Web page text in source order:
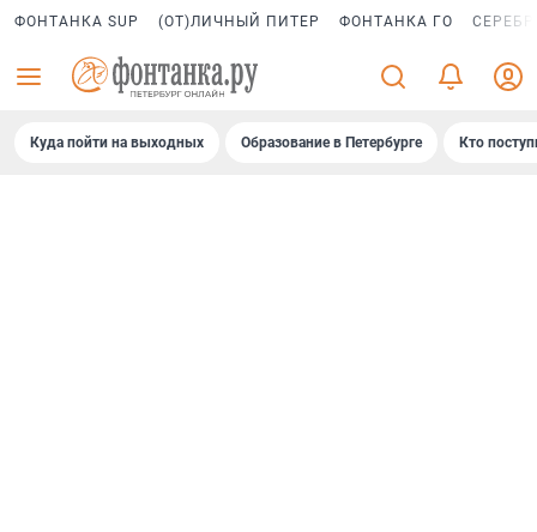
ФОНТАНКА SUP (ОТ)ЛИЧНЫЙ ПИТЕР ФОНТАНКА ГО
Куда пойти на выходных Образование в Петербурге Кто